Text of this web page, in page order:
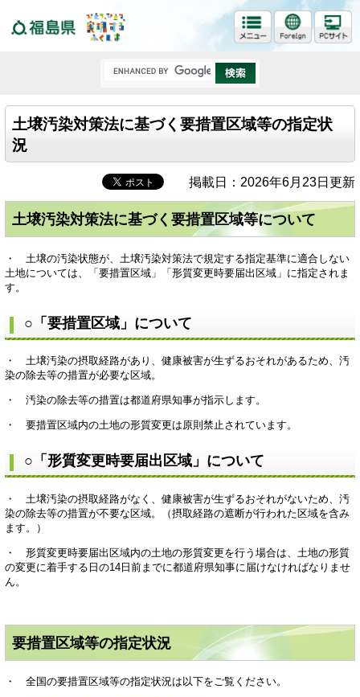
土壌汚染対策法に基づく要措置区域等の指定状
況
掲載日：2026年6月23日更新
土壌汚染対策法に基づく要措置区域等について
・ 土壌の汚染状態が、土壌汚染対策法で規定する指定基準に適合しない
土地については、「要措置区域」「形質変更時要届出区域」に指定されま
す。
○「要措置区域」について
・ 土壌汚染の摂取経路があり、健康被害が生ずるおそれがあるため、汚
染の除去等の措置が必要な区域。
・ 汚染の除去等の措置は都道府県知事が指示します。
・ 要措置区域内の土地の形質変更は原則禁止されています。
○「形質変更時要届出区域」について
・ 土壌汚染の摂取経路がなく、健康被害が生ずるおそれがないため、汚
染の除去等の措置が不要な区域。（摂取経路の遮断が行われた区域を含み
ます。）
・ 形質変更時要届出区域内の土地の形質変更を行う場合は、土地の形質
の変更に着手する日の14日前までに都道府県知事に届けなければなりませ
ん。
要措置区域等の指定状況
・ 全国の要措置区域等の指定状況は以下をご覧ください。